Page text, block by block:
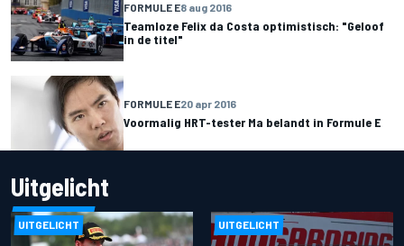
FORMULE E8 aug 2016
Teamloze Felix da Costa optimistisch: "Geloof
in de titel"
FORMULE E20 apr 2016
Voormalig HRT-tester Ma belandt in Formule E
Uitgelicht
UITGELICHT UITGELICHT